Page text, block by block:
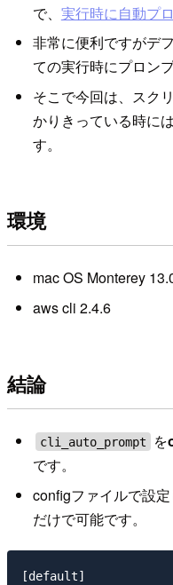
で、 実行時に自動プ
非常に便利ですがデ
ての実行時にプロン
そこで今回は、スク
かりきっている時に
す。
環境
mac OS Monterey
aws cli 2.4.6
結論
cli_auto_prompt を
です。
configファイルで設
だけで可能です。
[default]